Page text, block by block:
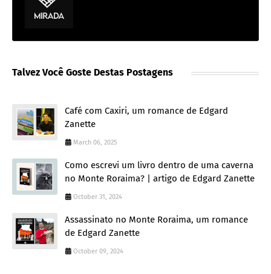
Talvez Você Goste Destas Postagens
Café com Caxiri, um romance de Edgard
Zanette
March 06, 2025
Como escrevi um livro dentro de uma caverna
no Monte Roraima? | artigo de Edgard Zanette
October 31, 2024
Assassinato no Monte Roraima, um romance
de Edgard Zanette
October 09, 2024